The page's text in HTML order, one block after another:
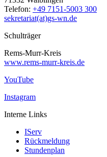
Telefon: +49 7151-5003 300
sekretariat(at)gs-wn.de
Schulträger
Rems-Murr-Kreis
www.rems-murr-kreis.de
YouTube
Instagram
Interne Links
IServ
Rückmeldung
Stundenplan